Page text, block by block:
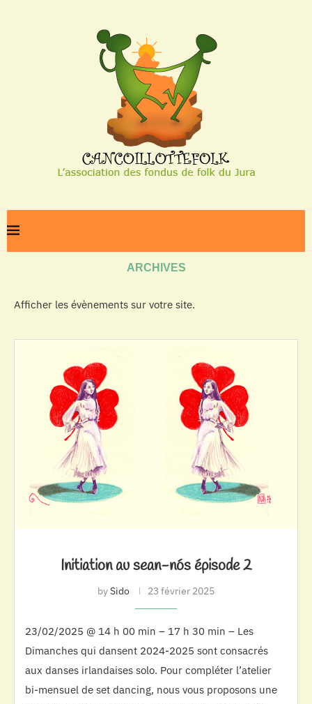
ARCHIVES
Afficher les évènements sur votre site.
Initiation au sean-nós épisode 2
bySido 23 février 2025
23/02/2025 @ 14 h 00 min – 17 h 30 min – Les
Dimanches qui dansent 2024-2025 sont consacrés
aux danses irlandaises solo. Pour compléter l’atelier
bi-mensuel de set dancing, nous vous proposons une